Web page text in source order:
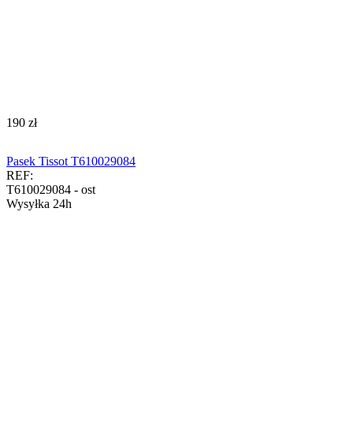
‍190‍ zł
Pasek Tissot T610029084
REF:
T610029084 - ost
Wysyłka 24h